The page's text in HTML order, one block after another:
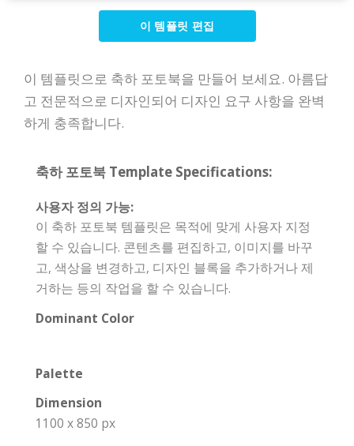
이 템플릿 편집
이 템플릿으로 축하 포토북을 만들어 보세요. 아름답
고 전문적으로 디자인되어 디자인 요구 사항을 완벽
하게 충족합니다.
축하 포토북 Template Specifications:
사용자 정의 가능:
이 축하 포토북 템플릿은 목적에 맞게 사용자 지정
할 수 있습니다. 콘텐츠를 편집하고, 이미지를 바꾸
고, 색상을 변경하고, 디자인 블록을 추가하거나 제
거하는 등의 작업을 할 수 있습니다.
Dominant Color
Palette
Dimension
1100 x 850 px